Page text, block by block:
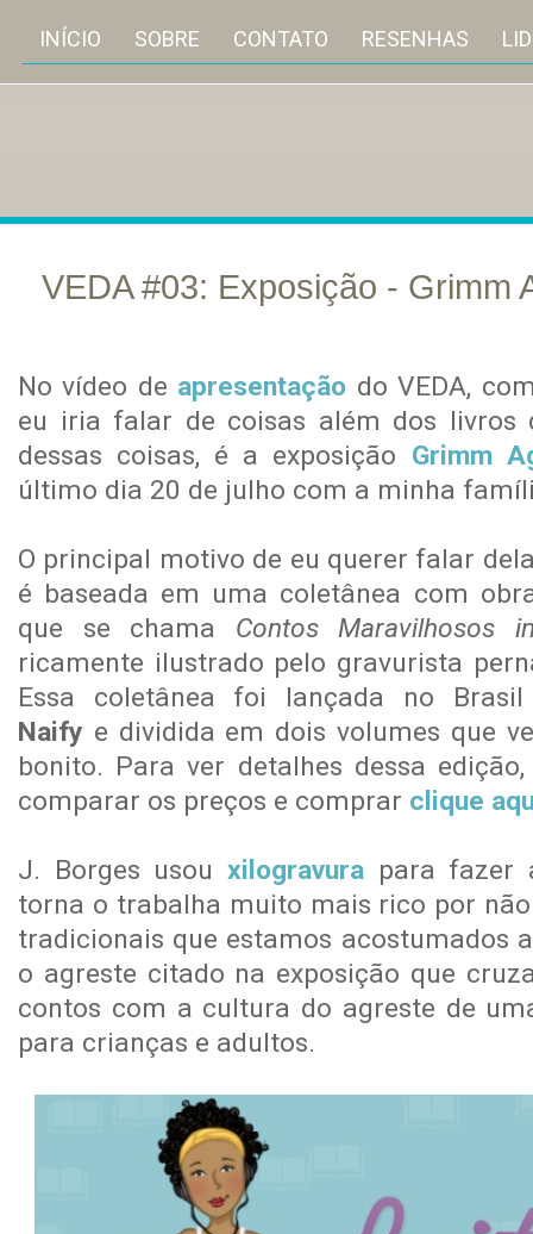
INÍCIO SOBRE CONTATO RESENHAS
VEDA #03: Exposição - Grimm
No vídeo de apresentação do VEDA,
eu iria falar de coisas além dos livros
dessas coisas, é a exposição Grimm
último dia 20 de julho com a minha
O principal motivo de eu querer falar
é baseada em uma coletânea com
que se chama Contos Maravilhosos
ricamente ilustrado pelo gravurista
Essa coletânea foi lançada no
Naify e dividida em dois volumes que
bonito. Para ver detalhes dessa
comparar os preços e comprar clique
J. Borges usou xilogravura para fazer
torna o trabalha muito mais rico por
tradicionais que estamos acostumados
o agreste citado na exposição que
contos com a cultura do agreste de
para crianças e adultos.